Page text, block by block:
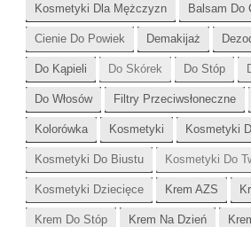
Kosmetyki Dla Mężczyzn Balsam Do
Cienie Do Powiek Demakijaż
Do Kąpieli Do Skórek Do Stóp
Do Włosów Filtry Przeciwsłoneczne
Kolorówka Kosmetyki Kosmetyki
Kosmetyki Do Biustu Kosmetyki Do
Kosmetyki Dziecięce Krem AZS
Krem Do Stóp Krem Na Dzień